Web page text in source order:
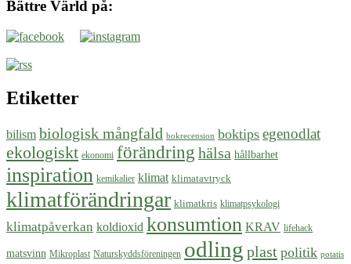
Bättre Värld på:
Etiketter
bilism biologisk mångfald bokrecension boktips egenodlat
ekologiskt ekonomi förändring hälsa hållbarhet
inspiration kemikalier klimat klimatavtryck
klimatförändringar klimatkris klimatpsykologi
klimatpåverkan koldioxid konsumtion KRAV lifehack
matsvinn Mikroplast Naturskyddsföreningen odling plast politik potatis